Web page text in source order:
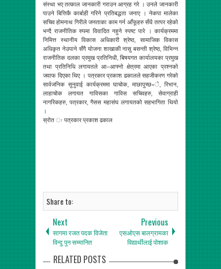
संस्था भए तत्काल जानकारी गराउन आग्रह गरे । उनले जानकारी
पाउने बित्तिकै कार्बाही गरिने प्रतिबद्धता जनाए । नेकपा मालेका
सचिव होमनाथ गिरीले जनताका काम गर्न आँफूहरु सँधै तत्पर रहेको
भन्दै राजनीतिक रुपमा विवादित नहुने स्पष्ट पारे । कार्यक्रममा
निमित्त स्थानीय विकास अधिकारी श्रेष्ठ, सामाजिक विकास
अधिकृत नेउपाने सँगै योजना शाखाकी नासु बसन्ती श्रेष्ठ, विभिन्न
राजनीतिक दलका प्रमुख प्रतिनिधी, बिषयगत कार्यालयका प्रमुख
तथा प्रतिनिधि लगायतले आ–आफ्नो क्षेत्रमा आएका प्रश्नको
जवाफ दिएका थिए । पत्रकार प्रकाश ढकालले सहजीकरण गरेको
सार्वजनिक सुनुवाई कार्यक्रममा घाचोक, माछापुच्छ«े, रिभान,
लाहाचोक लगायत गाविसका गाविस सचिवहरु, सेवाग्राही
नागरिकहरु, पत्रकार, गैसस महासंघ लगायतको सहभागिता थियो
।
स्रोत ः पत्रकार प्रकाश ढकाल
Share to:
Next
सागमा रजत पदक विजेता
विन्दु पुन सम्मानित
Previous
एसओएस बालग्रामका
विद्यार्थीलाई पोशाक
RELATED POSTS